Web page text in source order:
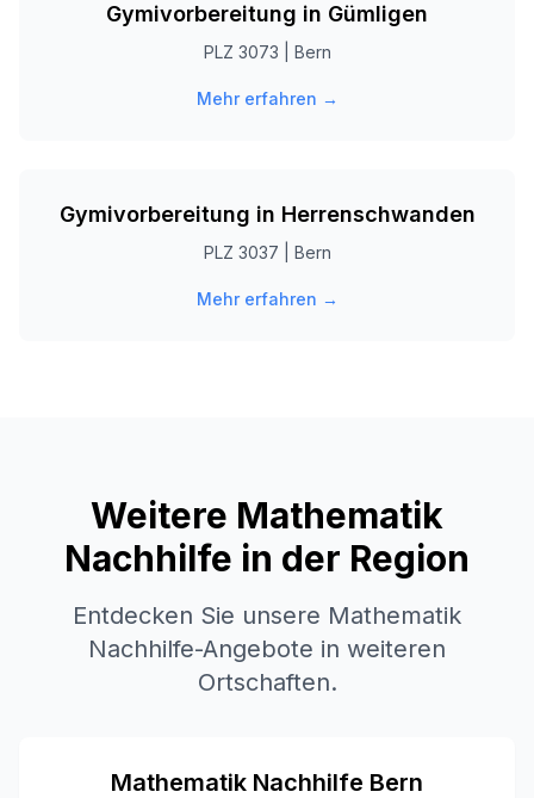
Gymivorbereitung in Gümligen
PLZ 3073 Bern
Mehr erfahren →
Gymivorbereitung in Herrenschwanden
PLZ 3037 Bern
Mehr erfahren →
Weitere Mathematik
Nachhilfe in der Region
Entdecken Sie unsere Mathematik
Nachhilfe-Angebote in weiteren
Ortschaften.
Mathematik Nachhilfe Bern